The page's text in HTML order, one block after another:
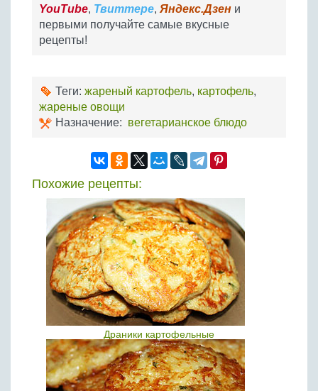
YouTube, Твиттере, Яндекс.Дзен и
первыми получайте самые вкусные
рецепты!
Теги: жареный картофель, картофель,
жареные овощи
Назначение: вегетарианское блюдо
Похожие рецепты:
Драники картофельные